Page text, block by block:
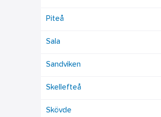
Piteå
Sala
Sandviken
Skellefteå
Skövde